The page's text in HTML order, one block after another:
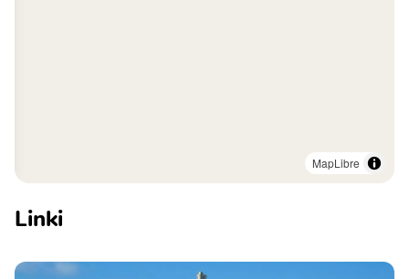
MapLibre
Linki